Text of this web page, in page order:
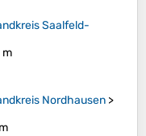
Saalfeld-
m
Nordhausen >